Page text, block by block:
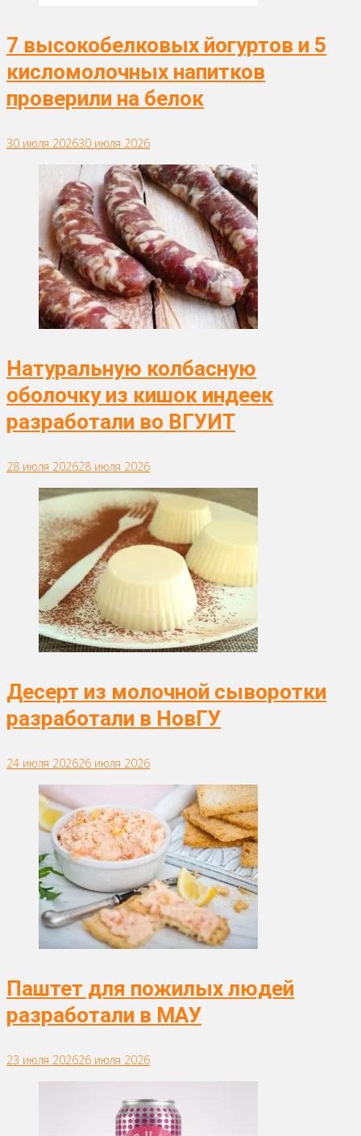
7 высокобелковых йогуртов и 5
кисломолочных напитков
проверили на белок
30 июля 202630 июля 2026
Натуральную колбасную
оболочку из кишок индеек
разработали во ВГУИТ
28 июля 202628 июля 2026
Десерт из молочной сыворотки
разработали в НовГУ
24 июля 202626 июля 2026
Паштет для пожилых людей
разработали в МАУ
23 июля 202626 июля 2026